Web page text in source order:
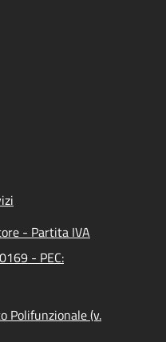
- Partita IVA
- PEC:
Polifunzionale (v.